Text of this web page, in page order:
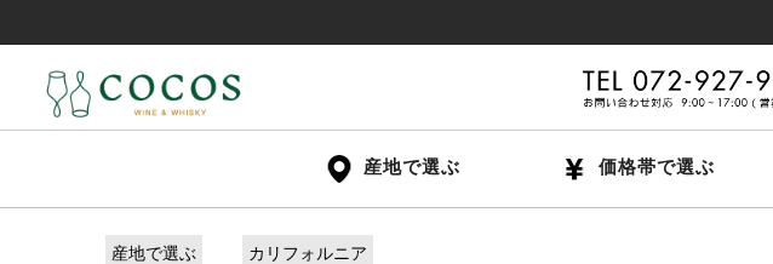
産地で選ぶ 価格帯で選ぶ
産地で選ぶ カリフォルニア